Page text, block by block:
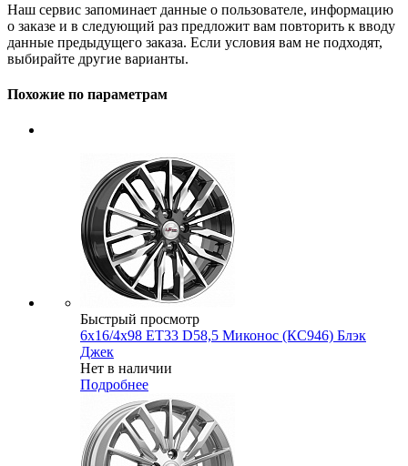
Наш сервис запоминает данные о пользователе, информацию
о заказе и в следующий раз предложит вам повторить к вводу
данные предыдущего заказа. Если условия вам не подходят,
выбирайте другие варианты.
Похожие по параметрам
Быстрый просмотр
6x16/4x98 ET33 D58,5 Миконос (КС946) Блэк
Джек
Нет в наличии
Подробнее